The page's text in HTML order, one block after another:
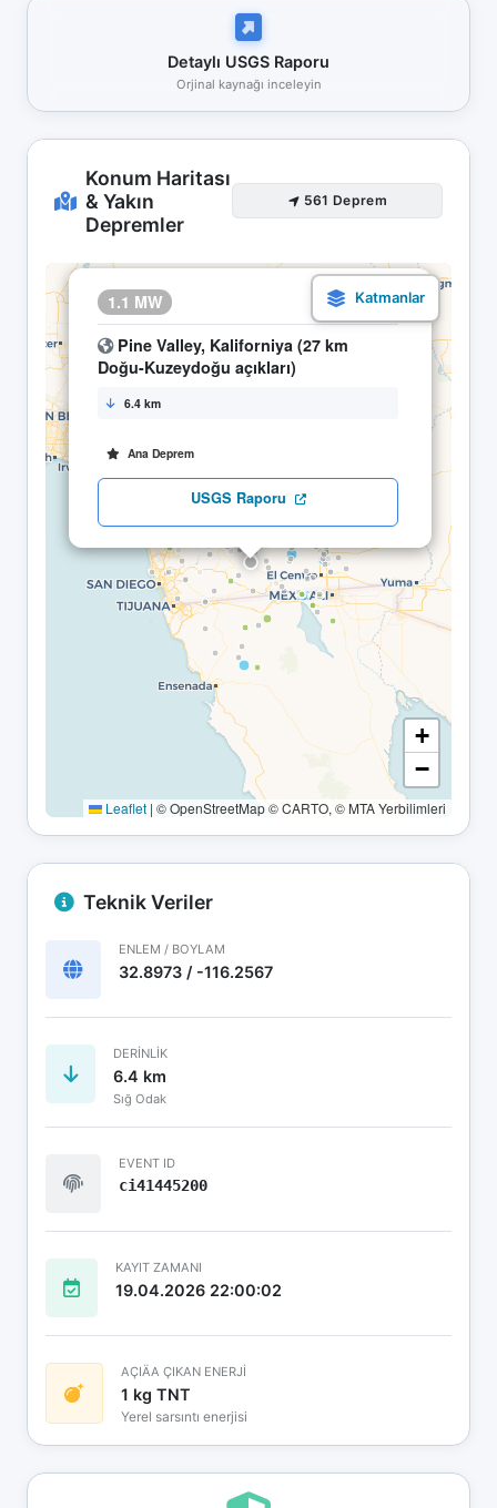
Detaylı USGS Raporu
Orjinal kaynağı inceleyin
Konum Haritası
& Yakın
Depremler
561 Deprem
1.1 MW 20.04 00:52
Pine Valley, Kaliforniya (27 km
Doğu-Kuzeydoğu açıkları)
6.4 km
Ana Deprem
USGS Raporu
×
+
−
Leaflet | © OpenStreetMap © CARTO, © MTA Yerbilimleri
Teknik Veriler
ENLEM / BOYLAM
32.8973 / -116.2567
DERINLIK
6.4 km
Sığ Odak
EVENT ID
ci41445200
KAYIT ZAMANI
19.04.2026 22:00:02
AÇIÄA ÇIKAN ENERJİ
1 kg TNT
Yerel sarsıntı enerjisi